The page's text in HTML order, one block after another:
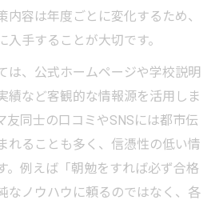
内容は年度ごとに変化するため、
手することが大切です。
は、公式ホームページや学校説明
績など客観的な情報源を活用しま
友同士の口コミやSNSには都市伝
れることも多く、信憑性の低い情
。例えば「朝勉をすれば必ず合格
なノウハウに頼るのではなく、各